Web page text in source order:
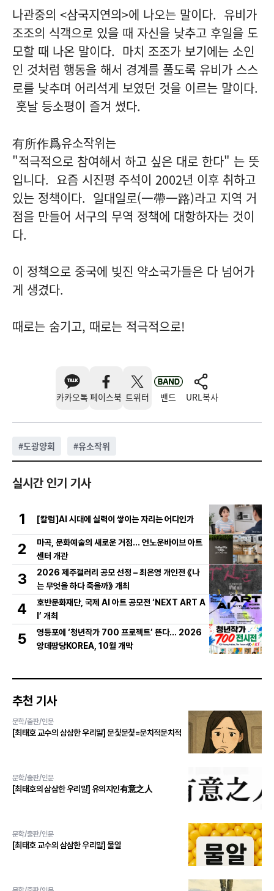
나관중의 <삼국지연의>에 나오는 말이다. 유비가
조조의 식객으로 있을 때 자신을 낮추고 후일을 도
모할 때 나온 말이다. 마치 조조가 보기에는 소인
인 것처럼 행동을 해서 경계를 풀도록 유비가 스스
로를 낮추며 어리석게 보였던 것을 이르는 말이다.
훗날 등소평이 즐겨 썼다.
有所作爲유소작위는
"적극적으로 참여해서 하고 싶은 대로 한다" 는 뜻
입니다. 요즘 시진평 주석이 2002년 이후 취하고
있는 정책이다. 일대일로(一帶一路)라고 지역 거
점을 만들어 서구의 무역 정책에 대항하자는 것이
다.
이 정책으로 중국에 빚진 약소국가들은 다 넘어가
게 생겼다.
때로는 숨기고, 때로는 적극적으로!
카카오톡 페이스북 트위터 밴드 URL복사
#도광양회 #유소작위
실시간 인기 기사
1 [칼럼]AI 시대에 실력이 쌓이는 자리는 어디인가
2
마곡, 문화예술의 새로운 거점… 언노운바이브 아트
센터 개관
3
2026 제주갤러리 공모 선정 – 최은영 개인전 《나
는 무엇을 하다 죽을까》 개최
4
호반문화재단, 국제 AI 아트 공모전 ‘NEXT ART A
I’ 개최
5
영등포에 ‘청년작가 700 프로젝트’ 뜬다… 2026
앙데팡당KOREA, 10월 개막
추천 기사
문학/출판/인문
[최태호 교수의 삼삼한 우리말] 문칯문칯=문치적문치적
문학/출판/인문
[최태호의 삼삼한 우리말] 유의지인有意之人
문학/출판/인문
[최태호 교수의 삼삼한 우리말] 물알